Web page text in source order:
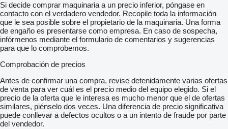
Si decide comprar maquinaria a un precio inferior, póngase en
contacto con el verdadero vendedor. Recopile toda la información
que le sea posible sobre el propietario de la maquinaria. Una forma
de engaño es presentarse como empresa. En caso de sospecha,
infórmenos mediante el formulario de comentarios y sugerencias
para que lo comprobemos.
Comprobación de precios
Antes de confirmar una compra, revise detenidamente varias ofertas
de venta para ver cuál es el precio medio del equipo elegido. Si el
precio de la oferta que le interesa es mucho menor que el de ofertas
similares, piénselo dos veces. Una diferencia de precio significativa
puede conllevar a defectos ocultos o a un intento de fraude por parte
del vendedor.